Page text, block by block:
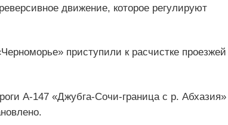
движение, которое регулируют
приступили к расчистке проезжей
А-147 «Джубга-Сочи-граница с р. Абхазия»